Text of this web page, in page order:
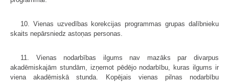
10. Vienas uzvedības korekcijas programmas grupas dalībnieku
skaits nepārsniedz astoņas personas.
11. Vienas nodarbības ilgums nav mazāks par divarpus
akadēmiskajām stundām, izņemot pēdējo nodarbību, kuras ilgums ir
viena akadēmiskā stunda. Kopējais vienas pilnas nodarbību